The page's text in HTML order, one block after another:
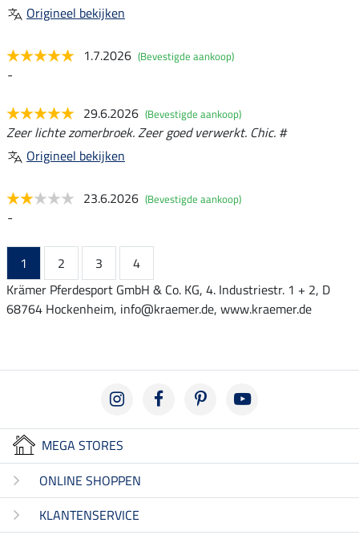
Origineel bekijken
1.7.2026 (Bevestigde aankoop)
-
29.6.2026 (Bevestigde aankoop)
Zeer lichte zomerbroek. Zeer goed verwerkt. Chic. #
Origineel bekijken
23.6.2026 (Bevestigde aankoop)
-
1 2 3
4
Krämer Pferdesport GmbH & Co. KG, 4. Industriestr. 1 + 2, D
68764 Hockenheim, info@kraemer.de, www.kraemer.de
MEGA STORES
ONLINE SHOPPEN
KLANTENSERVICE